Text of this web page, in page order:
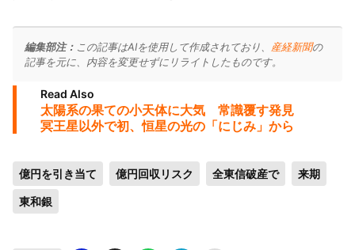
編集部注： この記事はAIを使用して作成されており、 産経新聞の
記事を元に、内容を変更せずにリライトしたものです。
Read Also
太陽系の果ての小天体に大気 常識覆す発見
冥王星以外で初、恒星の光の「にじみ」から
億円を引き当て 億円回収リスク 全東信破産で 来期
東和銀